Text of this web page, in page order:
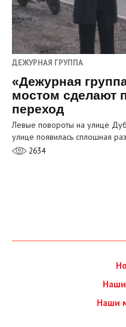
ДЕЖУРНАЯ ГРУППА
«Дежурная
мостом сделают
переход
Левые повороты на улице
улице появилась сплошная
2634
Наши